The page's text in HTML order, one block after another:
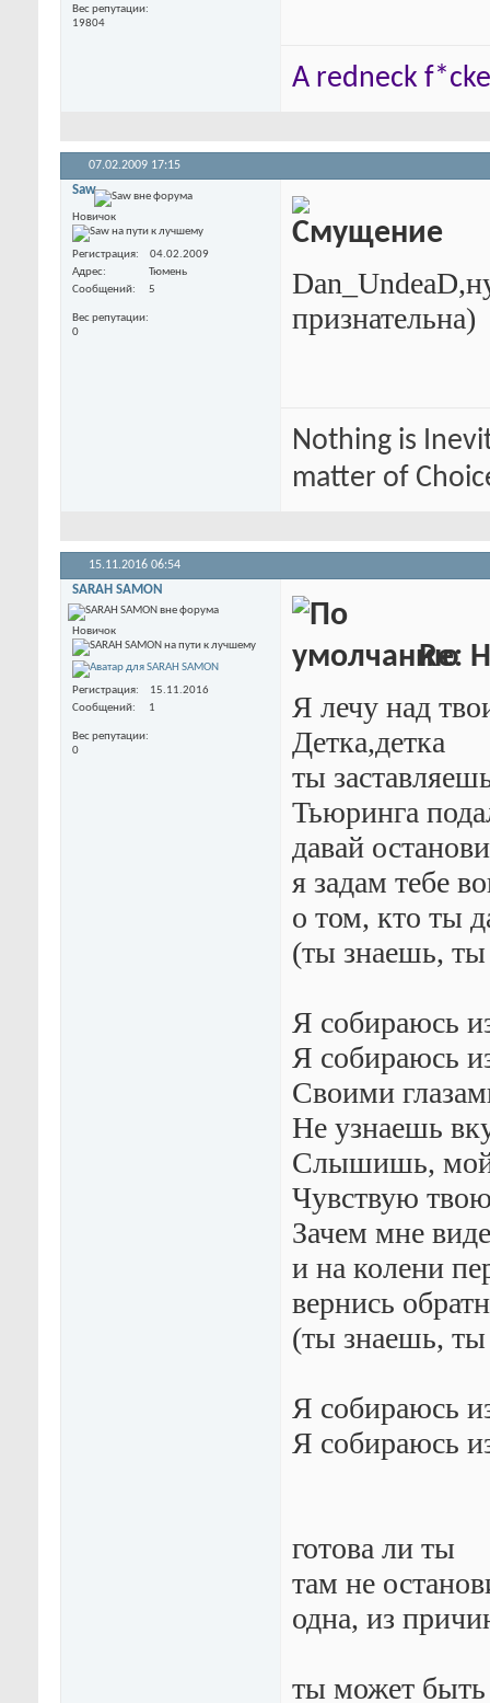
Вес репутации
19804
A redneck
07.02.2009 17:15
Saw
Новичок
Регистрация
04.02.2009
Адрес
Тюмень
Сообщений
5
Вес репутации
0
признательна)
Nothing is
matter of
15.11.2016 06:54
SARAH SAMON
Новичок
Регистрация
15.11.2016
Сообщений
1
Вес репутации
0
Re:
Я лечу над
Детка,детка
ты
Тьюринга
давай
я задам тебе
о том, кто ты
(ты знаешь,
Я собираюсь
Я собираюсь
Своими
Не узнаешь
Слышишь, мой
Чувствую
Зачем мне
и на колени
вернись
(ты знаешь,
Я собираюсь
Я собираюсь
готова ли ты
там не
одна, из
ты может